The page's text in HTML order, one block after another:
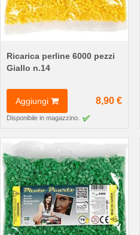
Ricarica perline 6000 pezzi
Giallo n.14
Aggiungi 8,90 €
Disponibile in magazzino.